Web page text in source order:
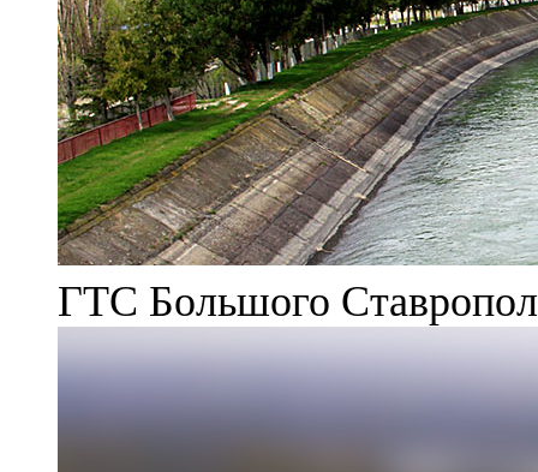
ГТС Большого